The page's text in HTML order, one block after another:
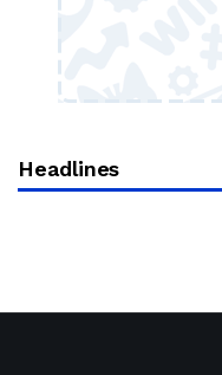
Headlines